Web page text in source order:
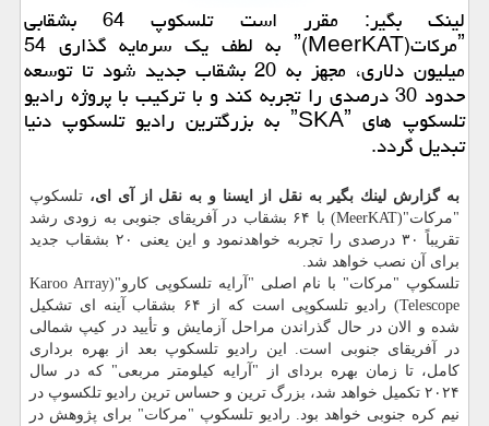
لینك بگیر: مقرر است تلسكوپ 64 بشقابی
ˮمركاتˮ(MeerKAT) به لطف یك سرمایه گذاری 54
میلیون دلاری، مجهز به 20 بشقاب جدید شود تا توسعه
حدود 30 درصدی را تجربه كند و با تركیب با پروژه رادیو
تلسكوپ های ˮSKAˮ به بزرگترین رادیو تلسكوپ دنیا
تبدیل گردد.
به گزارش لینك بگیر به نقل از ایسنا و به نقل از آی ای، تلسكوپ
"مركات"(MeerKAT) با ۶۴ بشقاب در آفریقای جنوبی به زودی رشد
تقریباً ۳۰ درصدی را تجربه خواهدنمود و این یعنی ۲۰ بشقاب جدید
برای آن نصب خواهد شد.
تلسكوپ "مركات" با نام اصلی "آرایه تلسكوپی كارو"(Karoo Array
Telescope) رادیو تلسكوپی است كه از ۶۴ بشقاب آینه ای تشكیل
شده و الان در حال گذراندن مراحل آزمایش و تأیید در كیپ شمالی
در آفریقای جنوبی است. این رادیو تلسكوپ بعد از بهره برداری
كامل، تا زمان بهره بردای از "آرایه كیلومتر مربعی" كه در سال
۲۰۲۴ تكمیل خواهد شد، بزرگ ترین و حساس ترین رادیو تلكسوپ در
نیم كره جنوبی خواهد بود. رادیو تلسكوپ "مركات" برای پژوهش در